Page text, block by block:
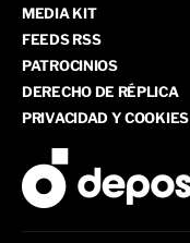
MEDIA KIT
FEEDS RSS
PATROCINIOS
DERECHO DE RÉPLICA
PRIVACIDAD Y COOKIES